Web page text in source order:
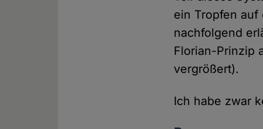
ein Tropfen auf
nachfolgend
Florian-Prinzip
vergrößert).
Ich habe zwar